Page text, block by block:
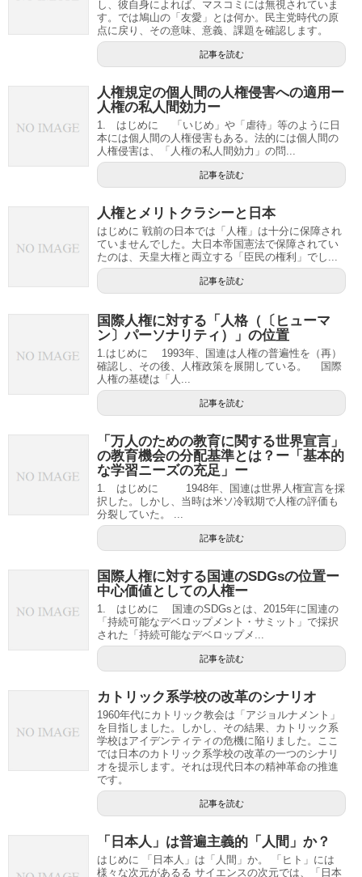
し、彼自身によれば、マスコミには無視されていま
す。では鳩山の「友愛」とは何か。民主党時代の原
点に戻り、その意味、意義、課題を確認します。
記事を読む
人権規定の個人間の人権侵害への適用ー
人権の私人間効力ー
1. はじめに 「いじめ」や「虐待」等のように日
本には個人間の人権侵害もある。法的には個人間の
人権侵害は、「人権の私人間効力」の問...
記事を読む
人権とメリトクラシーと日本
はじめに 戦前の日本では「人権」は十分に保障され
ていませんでした。大日本帝国憲法で保障されてい
たのは、天皇大権と両立する「臣民の権利」でし...
記事を読む
国際人権に対する「人格（〔ヒューマ
ン〕パーソナリティ）」の位置
1.はじめに 1993年、国連は人権の普遍性を（再）
確認し、その後、人権政策を展開している。 国際
人権の基礎は「人...
記事を読む
「万人のための教育に関する世界宣言」
の教育機会の分配基準とは？ー「基本的
な学習ニーズの充足」ー
1. はじめに 1948年、国連は世界人権宣言を採
択した。しかし、当時は米ソ冷戦期で人権の評価も
分裂していた。 ...
記事を読む
国際人権に対する国連のSDGsの位置ー
中心価値としての人権ー
1. はじめに 国連のSDGsとは、2015年に国連の
「持続可能なデベロップメント・サミット」で採択
された「持続可能なデベロップメ...
記事を読む
カトリック系学校の改革のシナリオ
1960年代にカトリック教会は「アジョルナメント」
を目指しました。しかし、その結果、カトリック系
学校はアイデンティティの危機に陥りました。ここ
では日本のカトリック系学校の改革の一つのシナリ
オを提示します。それは現代日本の精神革命の推進
です。
記事を読む
「日本人」は普遍主義的「人間」か？
はじめに 「日本人」は「人間」か。 「ヒト」には
様々な次元があるる サイエンスの次元では、「日本